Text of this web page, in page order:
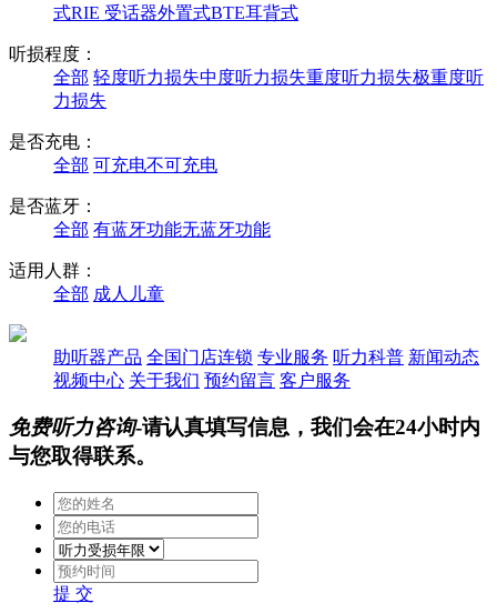
式RIE 受话器外置式BTE耳背式
听损程度：
全部 轻度听力损失中度听力损失重度听力损失极重度听
力损失
是否充电：
全部 可充电不可充电
是否蓝牙：
全部 有蓝牙功能无蓝牙功能
适用人群：
全部 成人 儿童
助听器产品 全国门店连锁 专业服务 听力科普 新闻动态
视频中心 关于我们 预约留言 客户服务
免费听力咨询-请认真填写信息，我们会在24小时内
与您取得联系。
提 交